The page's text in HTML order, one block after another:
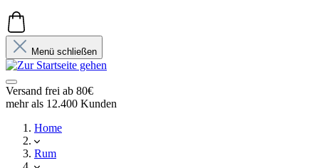
Menü schließen
Versand frei ab 80€
mehr als 12.400 Kunden
Home
Rum